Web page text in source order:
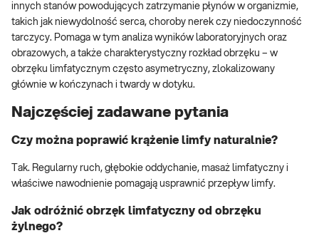
innych stanów powodujących zatrzymanie płynów w organizmie,
takich jak niewydolność serca, choroby nerek czy niedoczynność
tarczycy. Pomaga w tym analiza wyników laboratoryjnych oraz
obrazowych, a także charakterystyczny rozkład obrzęku – w
obrzęku limfatycznym często asymetryczny, zlokalizowany
głównie w kończynach i twardy w dotyku.
Najczęściej zadawane pytania
Czy można poprawić krążenie limfy naturalnie?
Tak. Regularny ruch, głębokie oddychanie, masaż limfatyczny i
właściwe nawodnienie pomagają usprawnić przepływ limfy.
Jak odróżnić obrzęk limfatyczny od obrzęku
żylnego?